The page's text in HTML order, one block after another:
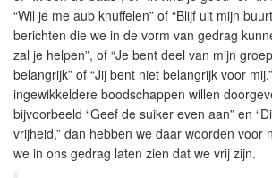
“Wil je me aub knuffelen” of “Blijf uit mijn
berichten die we in de vorm van gedrag
zal je helpen”, of “Je bent deel van mijn
belangrijk” of “Jij bent niet belangrijk voor
ingewikkeldere boodschappen willen
bijvoorbeeld “Geef de suiker even aan” en
vrijheid,” dan hebben we daar woorden voor
we in ons gedrag laten zien dat we vrij zijn.